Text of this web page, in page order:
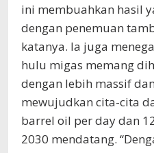
ini membuahkan hasil
dengan penemuan
katanya. Ia juga
hulu migas memang
dengan lebih massif
mewujudkan cita-cita
barrel oil per day dan
2030 mendatang.